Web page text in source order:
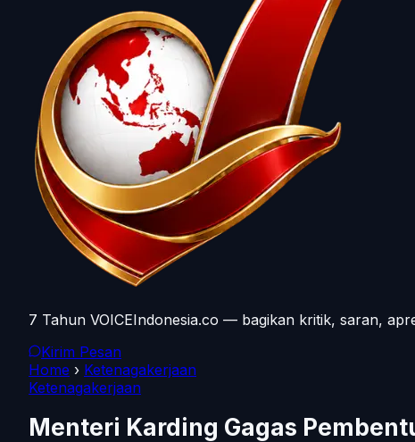
7 Tahun VOICEIndonesia.co — bagikan kritik, saran,
Kirim Pesan
Home › Ketenagakerjaan
Ketenagakerjaan
Menteri Karding Gagas